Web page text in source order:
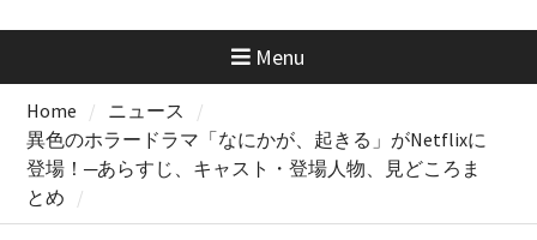
Menu
Home
ニュース
異色のホラードラマ「なにかが、起きる」がNetflixに
登場！─あらすじ、キャスト・登場人物、見どころま
とめ